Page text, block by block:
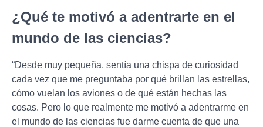
¿Qué te motivó a adentrarte en el
mundo de las ciencias?
“Desde muy pequeña, sentía una chispa de curiosidad
cada vez que me preguntaba por qué brillan las estrellas,
cómo vuelan los aviones o de qué están hechas las
cosas. Pero lo que realmente me motivó a adentrarme en
el mundo de las ciencias fue darme cuenta de que una